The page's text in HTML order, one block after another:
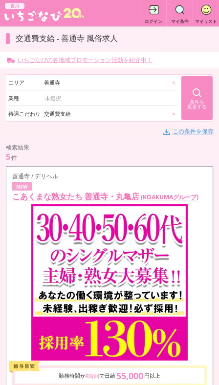
香川
ログイン マイ条件 マイリスト
交通費支給 - 善通寺 風俗求人
いちごなびの各地域プロモーション活動を紹介中！
エリア 善通寺 ×
業種
待遇こだわり 交通費支給 ×
条件を
変更する
この条件を保存
検索結果
5件
善通寺 / デリヘル
NEW
こあくまな熟女たち 善通寺・丸亀店(KOAKUMAグループ)
勤務時間が8時間で日給 55,000 円以上